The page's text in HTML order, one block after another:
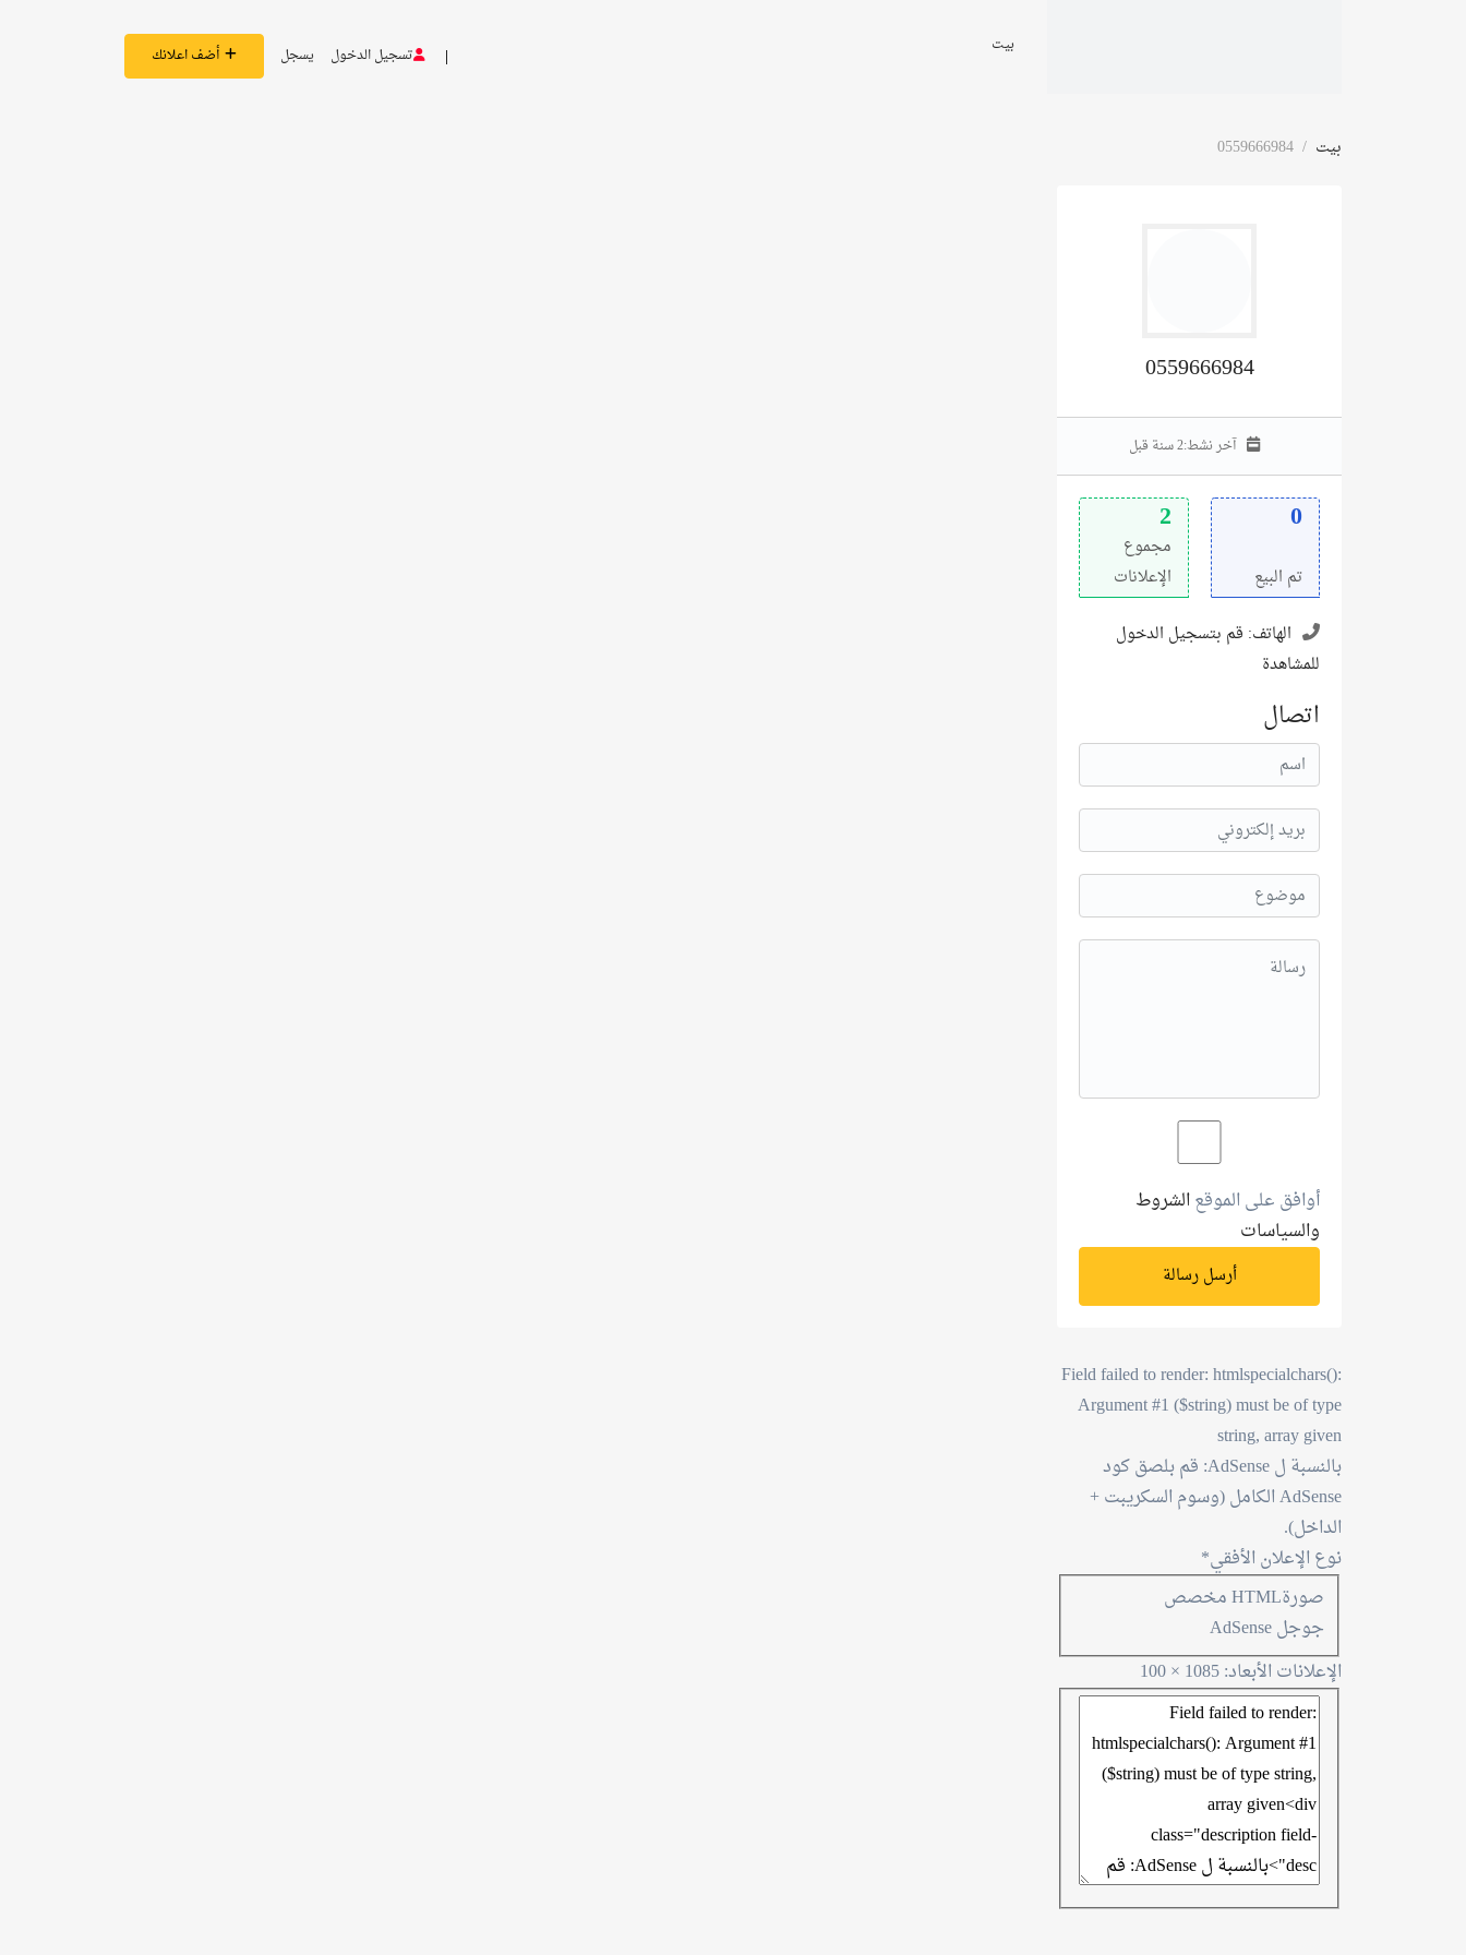
بيت تسجيل الدخول يسجل أضف اعلانك
بيت 0559666984
0559666984
آخر نشط:2 سنة قبل
0
تم البيع
2
مجموع
الإعلانات
الهاتف: قم بتسجيل الدخول
للمشاهدة
اتصال
أوافق على الموقعالشروط
والسياسات
أرسل رسالة
Field failed to render: htmlspecialchars():
Argument #1 ($string) must be of type
string, array given
بالنسبة ل AdSense: قم بلصق كود
AdSense الكامل (وسوم السكريبت +
الداخل).
نوع الإعلان الأفقي*
صورةHTML مخصص
جوجل AdSense
الإعلانات الأبعاد: 1085 × 100